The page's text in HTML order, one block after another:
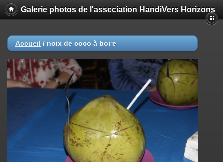
Galerie photos de l'association HandiVers Horizons
Accueil / noix de coco à boire